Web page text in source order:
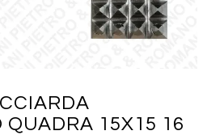
QUADRA 15X15 16